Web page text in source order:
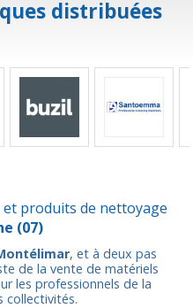
distribuées
produits de nettoyage
(07)
, et à deux pas
de la vente de matériels
les professionnels de la
collectivités.